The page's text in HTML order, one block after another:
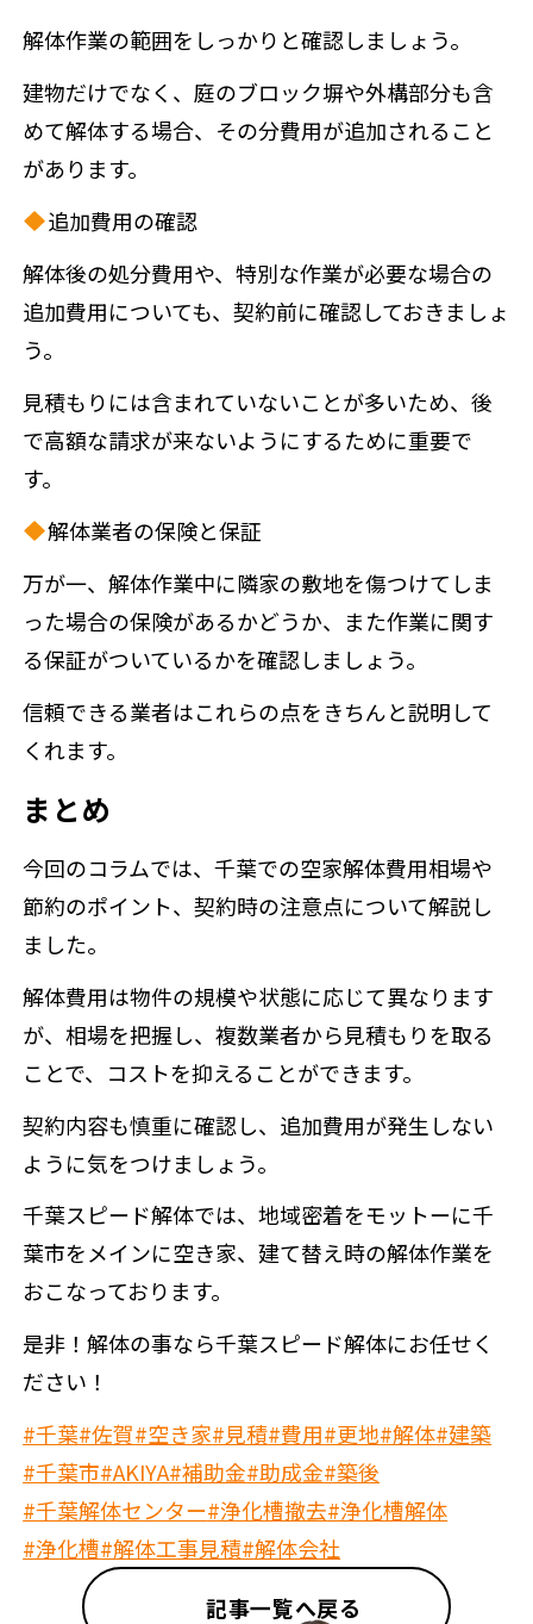
解体作業の範囲をしっかりと確認しましょう。
建物だけでなく、庭のブロック塀や外構部分も含
めて解体する場合、その分費用が追加されること
があります。
追加費用の確認
解体後の処分費用や、特別な作業が必要な場合の
追加費用についても、契約前に確認しておきましょ
う。
見積もりには含まれていないことが多いため、後
で高額な請求が来ないようにするために重要で
す。
解体業者の保険と保証
万が一、解体作業中に隣家の敷地を傷つけてしま
った場合の保険があるかどうか、また作業に関す
る保証がついているかを確認しましょう。
信頼できる業者はこれらの点をきちんと説明して
くれます。
まとめ
今回のコラムでは、千葉での空家解体費用相場や
節約のポイント、契約時の注意点について解説し
ました。
解体費用は物件の規模や状態に応じて異なります
が、相場を把握し、複数業者から見積もりを取る
ことで、コストを抑えることができます。
契約内容も慎重に確認し、追加費用が発生しない
ように気をつけましょう。
千葉スピード解体では、地域密着をモットーに千
葉市をメインに空き家、建て替え時の解体作業を
おこなっております。
是非！解体の事なら千葉スピード解体にお任せく
ださい！
#千葉#佐賀#空き家#見積#費用#更地#解体#建築
#千葉市#AKIYA#補助金#助成金#築後
#千葉解体センター#浄化槽撤去#浄化槽解体
#浄化槽#解体工事見積#解体会社
記事一覧へ戻る